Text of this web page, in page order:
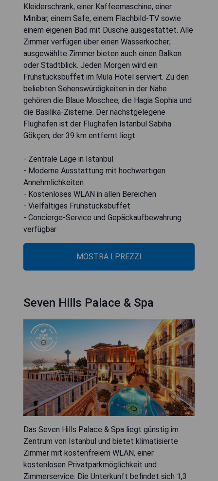
Kleiderschrank, einer Kaffeemaschine, einer
Minibar, einem Safe, einem Flachbild-TV sowie
einem eigenen Bad mit Dusche ausgestattet. Alle
Zimmer verfügen über einen Wasserkocher;
ausgewählte Zimmer bieten auch einen Balkon
oder Stadtblick. Jeden Morgen wird ein
Frühstücksbuffet im Mula Hotel serviert. Zu den
beliebten Sehenswürdigkeiten in der Nähe
gehören die Blaue Moschee, die Hagia Sophia und
die Basilika-Zisterne. Der nächstgelegene
Flughafen ist der Flughafen Istanbul Sabiha
Gökçen, der 39 km entfernt liegt.
- Zentrale Lage in Istanbul
- Moderne Ausstattung mit hochwertigen
Annehmlichkeiten
- Kostenloses WLAN in allen Bereichen
- Vielfältiges Frühstücksbuffet
- Concierge-Service und Gepäckaufbewahrung
verfügbar
MOSTRA I PREZZI
Seven Hills Palace & Spa
Das Seven Hills Palace & Spa liegt günstig im
Zentrum von Istanbul und bietet klimatisierte
Zimmer mit kostenfreiem WLAN, einer
kostenlosen Privatparkmöglichkeit und
Zimmerservice. Die Unterkunft befindet sich 1,3